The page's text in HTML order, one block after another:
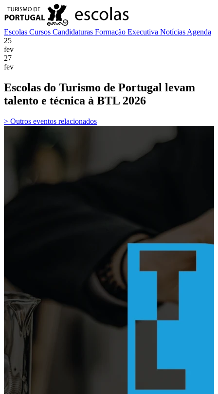
Escolas Cursos Candidaturas Formação Executiva Notícias Agenda
25
fev
27
fev
Escolas do Turismo de Portugal levam
talento e técnica à BTL 2026
> Outros eventos relacionados